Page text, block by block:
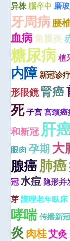
异株 腦卒中 磨
牙周病腰
血病角膜炎
糖尿病 植
内障新冠诊疗
形眼鏡腎癌
死子宫 宫颈癌
和新冠 肝
眼肉 孕期大
腺癌肺癌
冠 水痘 隐形并
芽 護理老年臥床
哮喘传播新冠
炎 肉桂艾灸